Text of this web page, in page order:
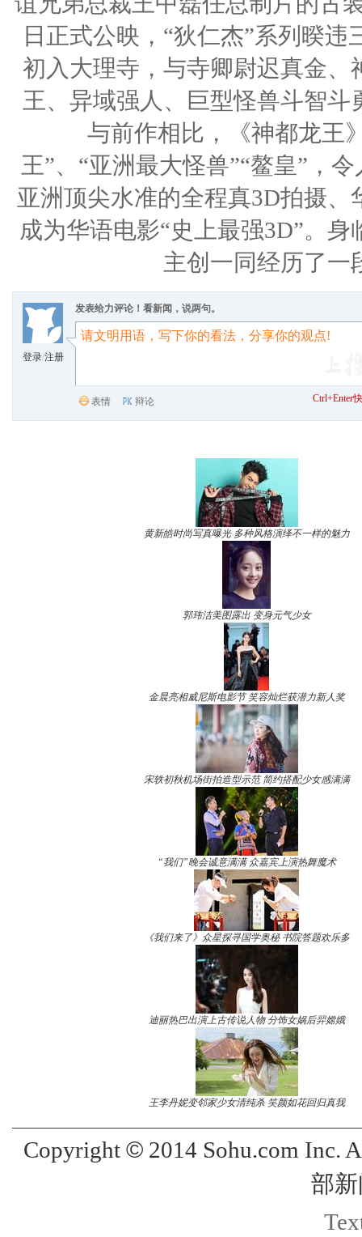
日正式公映，“狄仁杰”系列暌
初入大理寺，与寺卿尉迟真金、
王、异域强人、巨型怪兽斗智斗
与前作相比，《神都龙王》
王”、“亚洲最大怪兽”“鳌皇”，
亚洲顶尖水准的全程真3D拍摄、
成为华语电影“史上最强3D”。
主创一同经历了一
登录/注册
发表给力评论！看新闻，说两句。
表情 辩论 Ctrl+Enter
黄新皓时尚写真曝光 多种风格演绎不一样的魅力
郭玮洁美图露出 变身元气少女
金晨亮相威尼斯电影节 笑容灿烂获潜力新人奖
宋轶初秋机场街拍造型示范 简约搭配少女感满满
“我们”晚会诚意满满 众嘉宾上演热舞魔术
《我们来了》众星探寻国学奥秘 书院答题欢乐多
迪丽热巴出演上古传说人物 分饰女娲后羿嫦娥
王李丹妮变邻家少女清纯杀 笑颜如花回归真我
Copyright ©2014 Sohu.com Inc.
部